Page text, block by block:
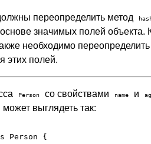
переопределить метод
значимых полей объекта.
необходимо
этих полей.
Person со свойствами name и
может выглядеть так:
Person {